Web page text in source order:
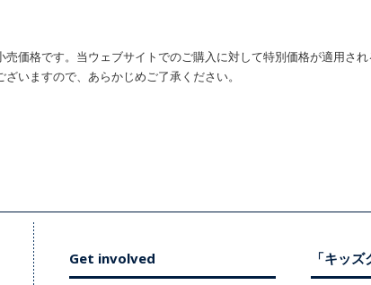
価格です。当ウェブサイトでのご購入に対して特別価格が適用さ
いますので、あらかじめご了承ください。
Get involved 「キッ